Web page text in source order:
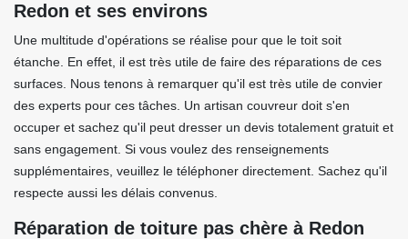
Redon et ses environs
Une multitude d'opérations se réalise pour que le toit soit
étanche. En effet, il est très utile de faire des réparations de ces
surfaces. Nous tenons à remarquer qu'il est très utile de convier
des experts pour ces tâches. Un artisan couvreur doit s'en
occuper et sachez qu'il peut dresser un devis totalement gratuit et
sans engagement. Si vous voulez des renseignements
supplémentaires, veuillez le téléphoner directement. Sachez qu'il
respecte aussi les délais convenus.
Réparation de toiture pas chère à Redon